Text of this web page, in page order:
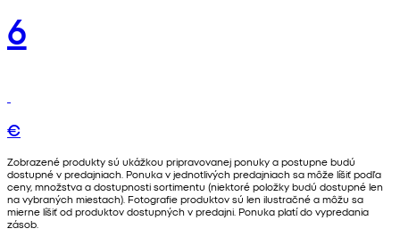
6
€
Zobrazené produkty sú ukážkou pripravovanej ponuky a postupne budú
dostupné v predajniach. Ponuka v jednotlivých predajniach sa môže líšiť podľa
ceny, množstva a dostupnosti sortimentu (niektoré položky budú dostupné len
na vybraných miestach). Fotografie produktov sú len ilustračné a môžu sa
mierne líšiť od produktov dostupných v predajni. Ponuka platí do vypredania
zásob.